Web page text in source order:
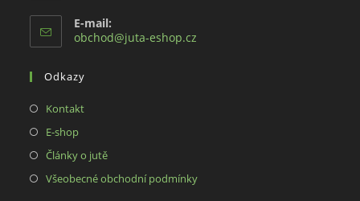
E-mail:
obchod@juta-eshop.cz
Odkazy
KontaktOpens
tab
E-shopOpens
in
Články o jutěOpens
in
Všeobecné obchodní podmínkyOpens